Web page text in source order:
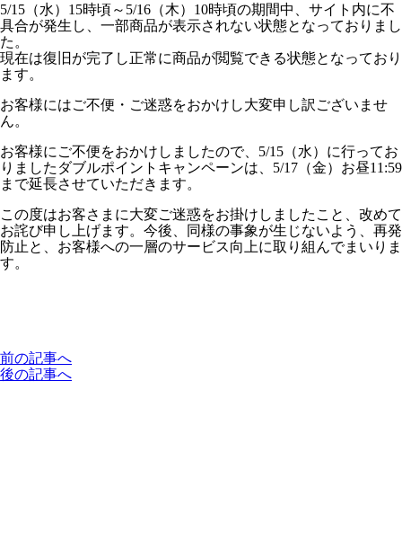
5/15（水）15時頃～5/16（木）10時頃の期間中、サイト内に不
具合が発生し、一部商品が表示されない状態となっておりまし
た。
現在は復旧が完了し正常に商品が閲覧できる状態となっており
ます。
お客様にはご不便・ご迷惑をおかけし大変申し訳ございませ
ん。
お客様にご不便をおかけしましたので、5/15（水）に行ってお
りましたダブルポイントキャンペーンは、5/17（金）お昼11:59
まで延長させていただきます。
この度はお客さまに大変ご迷惑をお掛けしましたこと、改めて
お詫び申し上げます。今後、同様の事象が生じないよう、再発
防止と、お客様への一層のサービス向上に取り組んでまいりま
す。
前の記事へ
後の記事へ